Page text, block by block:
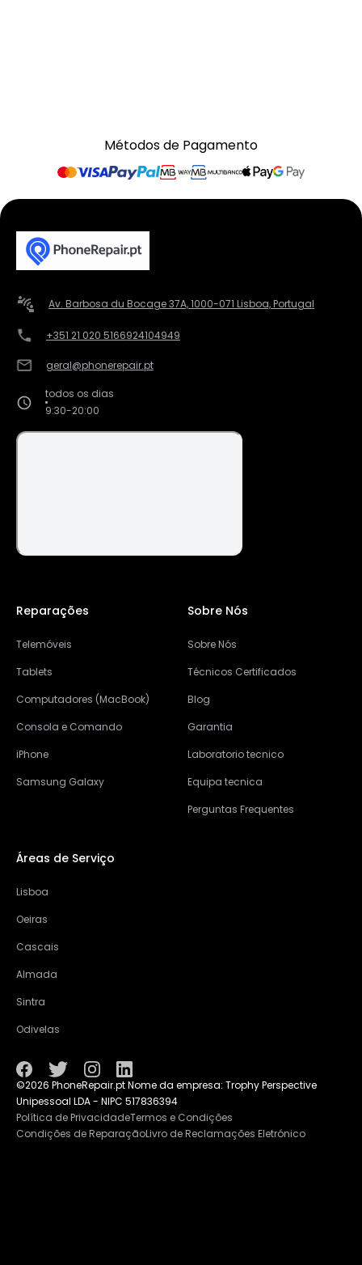
Métodos de Pagamento
Av. Barbosa du Bocage 37A, 1000-071 Lisboa, Portugal
+351 21 020 5166924104949
geral@phonerepair.pt
todos os dias
9:30-20:00
Reparações
Telemóveis
Tablets
Computadores (MacBook)
Consola e Comando
iPhone
Samsung Galaxy
Sobre Nós
Sobre Nós
Técnicos Certificados
Blog
Garantia
Laboratorio tecnico
Equipa tecnica
Perguntas Frequentes
Áreas de Serviço
Lisboa
Oeiras
Cascais
Almada
Sintra
Odivelas
©2026 PhoneRepair.pt Nome da empresa: Trophy Perspective
Unipessoal LDA - NIPC 517836394
Política de PrivacidadeTermos e Condições
Condições de ReparaçãoLivro de Reclamações Eletrónico